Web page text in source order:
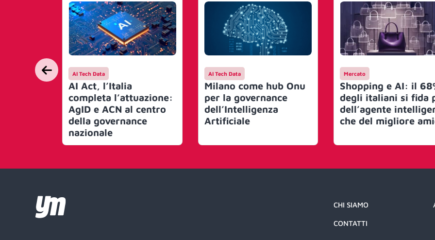
AI Tech Data
AI Act, l’Italia
completa l’attuazione:
AgID e ACN al centro
della governance
nazionale
AI Tech Data
Milano come hub Onu
per la governance
dell’Intelligenza
Artificiale
Mercato
Shopping e AI: il
degli italiani si fida
dell’agente
che del migliore
CHI SIAMO
CONTATTI